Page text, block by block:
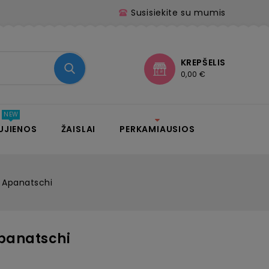
Susisiekite su mumis
KREPŠELIS
0,00 €
ŽAISLAI PERKAMIAUSIOS